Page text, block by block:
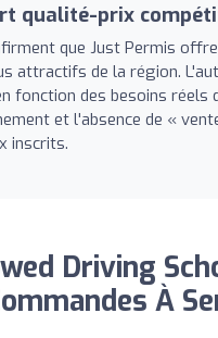
qualité-prix
que Just Permis
attractifs de la région.
fonction des besoins réels
et l'absence de «
inscrits.
Driving
À